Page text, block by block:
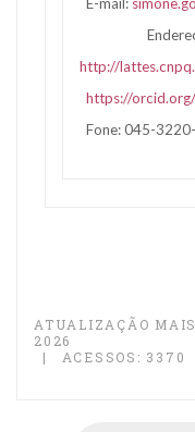
http://
https://
Fone: 045-
ATUALIZAÇÃO
2026
ACESSOS: 3370